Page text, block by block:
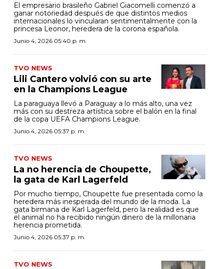
El empresario brasileño Gabriel Giacomelli comenzó a
ganar notoriedad después de que distintos medios
internacionales lo vincularan sentimentalmente con la
princesa Leonor, heredera de la corona española.
Junio 4, 2026 05:40 p. m.
TVO NEWS
Lili Cantero volvió con su arte
en la Champions League
La paraguaya llevó a Paraguay a lo más alto, una vez
más con su destreza artística sobre el balón en la final
de la copa UEFA Champions League.
Junio 4, 2026 05:37 p. m.
TVO NEWS
La no herencia de Choupette,
la gata de Karl Lagerfeld
Por mucho tiempo, Choupette fue presentada como la
heredera más inesperada del mundo de la moda. La
gata birmana de Karl Lagerfeld, pero la realidad es que
el animal no ha recibido ningún dinero de la millonaria
herencia prometida.
Junio 4, 2026 05:37 p. m.
TVO NEWS